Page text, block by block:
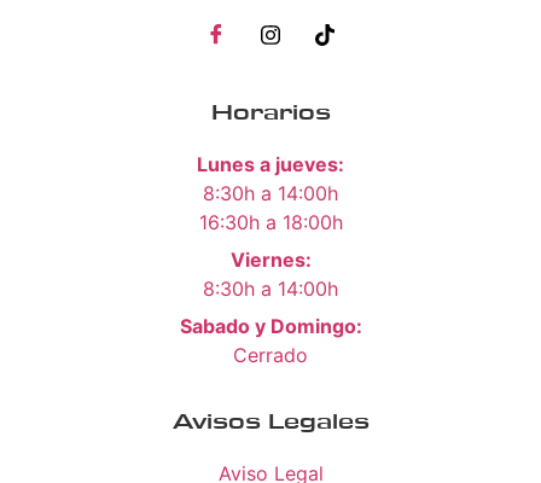
Horarios
Lunes a jueves:
8:30h a 14:00h
16:30h a 18:00h
Viernes:
8:30h a 14:00h
Sabado y Domingo:
Cerrado
Avisos Legales
Aviso Legal